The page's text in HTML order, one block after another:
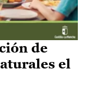
de
el